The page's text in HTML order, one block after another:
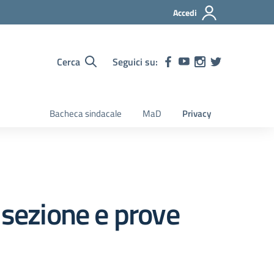
Accedi
Cerca Seguici su:
Bacheca sindacale MaD Privacy
e prove